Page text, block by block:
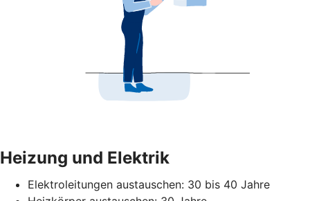
Heizung und Elektrik
Elektroleitungen austauschen: 30 bis 40 Jahre